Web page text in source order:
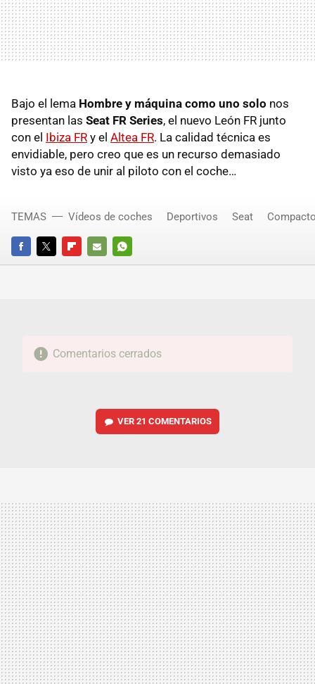
Bajo el lema Hombre y máquina como uno solo nos
presentan las Seat FR Series, el nuevo León FR junto
con el Ibiza FR y el Altea FR. La calidad técnica es
envidiable, pero creo que es un recurso demasiado
visto ya eso de unir al piloto con el coche…
FACEBOOKTWITTERFLIPBOARD
E-
WHATSAPP
TEMAS Vídeos de coches Deportivos Seat
Comentarios cerrados
VER 21 COMENTARIOS